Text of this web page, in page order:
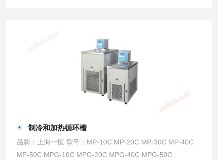
制冷和加热循环槽
品牌：上海一恒 型号：MP-10C MP-20C MP-30C MP-40C
MP-50C MPG-10C MPG-20C MPG-40C MPG-50C